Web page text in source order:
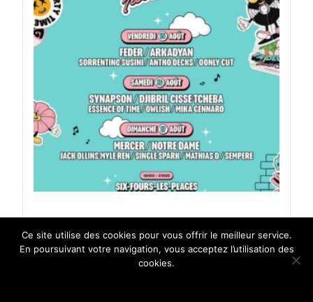
Cette 8e édition festive électro-house
audacieuse attend 25000 festivaliers sur
Ce site utilise des cookies pour vous offrir le meilleur service.
En poursuivant votre navigation, vous acceptez l’utilisation des
cookies.